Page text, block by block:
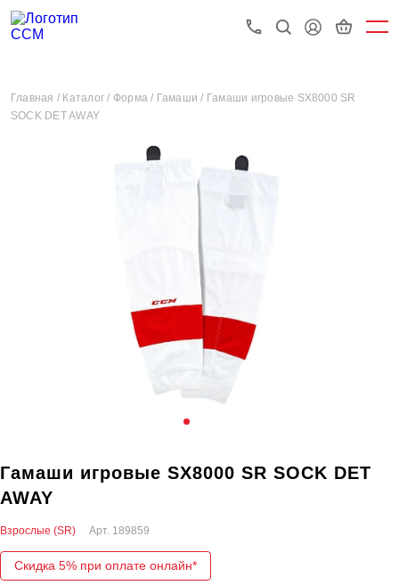
Главная / Каталог / Форма / Гамаши / Гамаши игровые SX8000 SR
SOCK DET AWAY
Гамаши игровые SX8000 SR SOCK DET
AWAY
Взрослые (SR) Арт. 189859
Скидка 5% при оплате онлайн*